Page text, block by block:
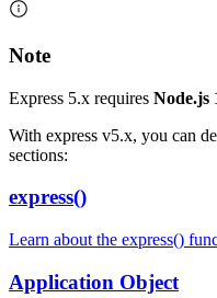
Note
Express 5.x requires Node.js
With express v5.x, you can
sections:
express()
Learn about the express()
Application Object